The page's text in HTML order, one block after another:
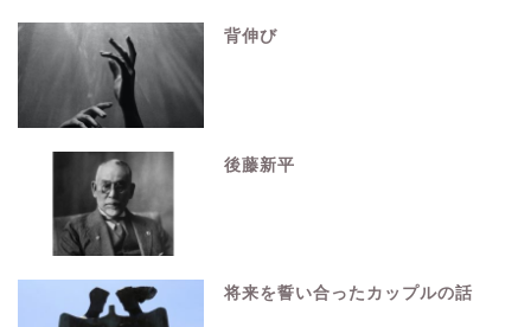
背伸び
後藤新平
将来を誓い合ったカップルの話